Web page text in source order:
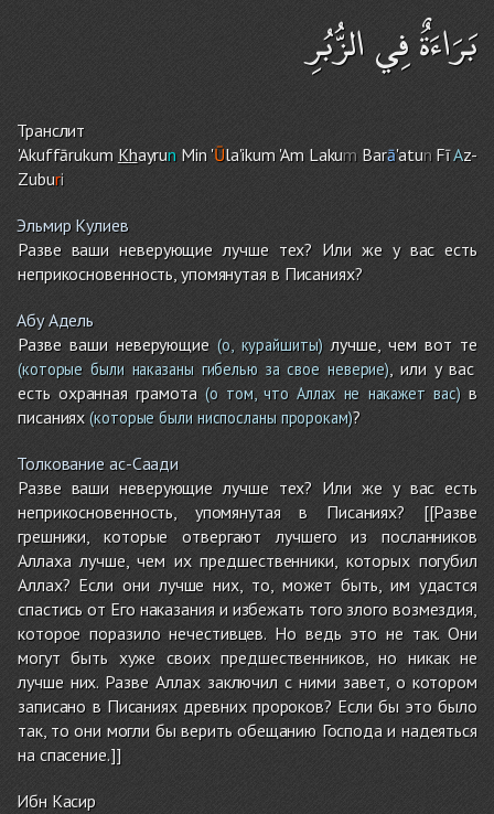
بَرَاءَةٌ فِي الزُّبُرِ
Транслит
'Akuffārukum Khayrun Min 'Ūla'ikum 'AmLakum Barā'atunFīAz-
Zuburi
Эльмир Кулиев
Разве ваши неверующие лучше тех? Или же у вас есть
неприкосновенность, упомянутая в Писаниях?
Абу Адель
Разве ваши неверующие (о, курайшиты)лучше, чем вот те
(которые были наказаны гибелью за свое неверие), или у вас
есть охранная грамота(о том, что Аллах не накажет вас)в
писаниях (которые были ниспосланы пророкам)?
Толкование ас-Саади
Разве ваши неверующие лучше тех? Или же у вас есть
неприкосновенность, упомянутая в Писаниях? [[Разве
грешники, которые отвергают лучшего из посланников
Аллаха лучше, чем их предшественники, которых погубил
Аллах? Если они лучше них, то, может быть, им удастся
спастись от Его наказания и избежать того злого возмездия,
которое поразило нечестивцев. Но ведь это не так. Они
могут быть хуже своих предшественников, но никак не
лучше них. Разве Аллах заключил с ними завет, о котором
записано в Писаниях древних пророков? Если бы это было
так, то они могли бы верить обещанию Господа и надеяться
на спасение.]]
Ибн Касир